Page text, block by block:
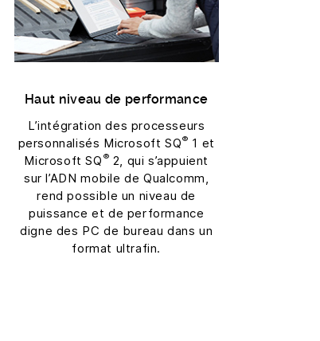
Haut niveau de performance
L’intégration des processeurs
personnalisés Microsoft SQ® 1 et
Microsoft SQ ® 2, qui s’appuient
sur l’ADN mobile de Qualcomm,
rend possible un niveau de
puissance et de performance
digne des PC de bureau dans un
format ultrafin.